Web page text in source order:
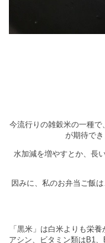
今流行りの雑穀米の一種
が期待で
水加減を増やすとか、長
因みに、私のお弁当ご飯
「黒米」は白米よりも栄
アシン、ビタミン類はB1